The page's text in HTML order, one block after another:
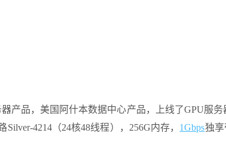
产品，美国阿什本数据中心产品，上线了GPU服
4214（24核48线程），256G内存， 1Gbps独享